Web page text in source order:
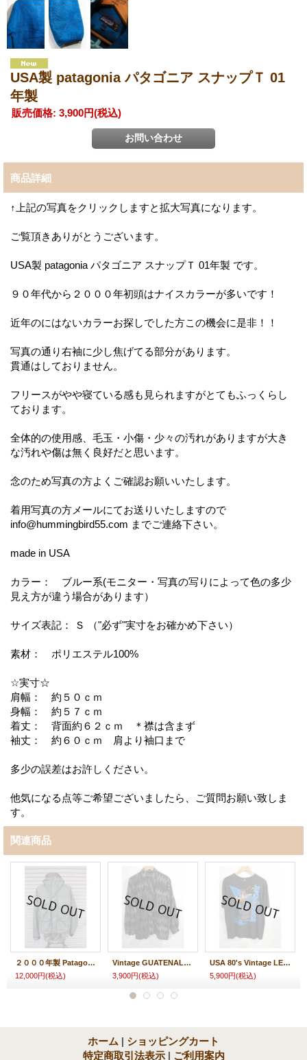
USA製 patagonia パタゴニア スナップＴ 01
年製
販売価格: 3,900円(税込)
商品詳細
↑上記の写真をクリックしますと拡大写真になります。
ご覧頂きありがとうございます。
USA製 patagonia パタゴニア スナップＴ 01年製 です。
９０年代から２０００年初頭はナイスカラーが多いです！
近年のにはないカラーお探しでした方この機会に是非！！
写真の通り右袖に少し焦げてる部分があります。
貫通はしておりません。
フリースがやや寝ている感も見られますがとてもふっくらし
ております。
全体的の使用感、毛玉・小傷・少々の汚れがありますが大き
な汚れや傷は無く良好だと思います。
念のため写真の方よくご確認お願いいたします。
着用写真の方メールにてお送りいたしますので
info@hummingbird55.com までご連絡下さい。
made in USA
カラー： ブルー系(モニター・写真の写りによって色の多少
見え方が違う場合があります）
サイズ表記： Ｓ （"必ず"実寸をお確かめ下さい）
素材： ポリエステル100%
☆実寸☆
肩幅： 約５０ｃｍ
身幅： 約５７ｃｍ
着丈： 背面約６２ｃｍ ＊襟は含まず
袖丈： 約６０ｃｍ 肩より袖口まで
多少の誤差はお許しください。
他気になる点等ご希望ございましたら、ご質問お願い致しま
す。
関連商品
２０００年製 Patagonia パタゴニア フィッシングジャケット
12,000円(税込)
Vintage GUATENALA shirt ガテマラ シャツ
3,900円(税込)
USA 80's Vintage LED ZEPPELIN JIMMY PAGE Tシャツ バンド ジミーページ
5,900円(税込)
ホーム | ショッピングカート
特定商取引法表示 | ご利用案内